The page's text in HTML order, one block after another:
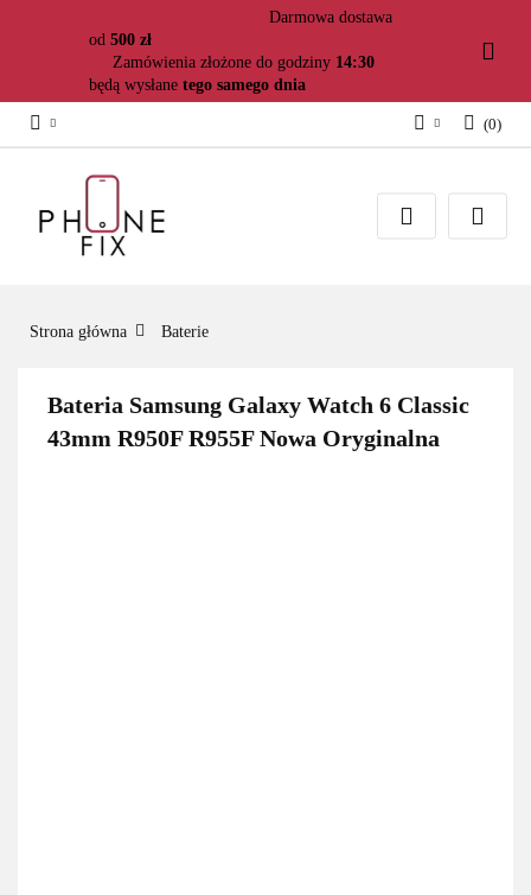
Darmowa dostawa
od 500 zł
Zamówienia złożone do godziny 14:30
będą wysłane tego samego dnia
Załóż konto
(0)
Strona główna Baterie
Bateria Samsung Galaxy Watch 6 Classic
43mm R950F R955F Nowa Oryginalna